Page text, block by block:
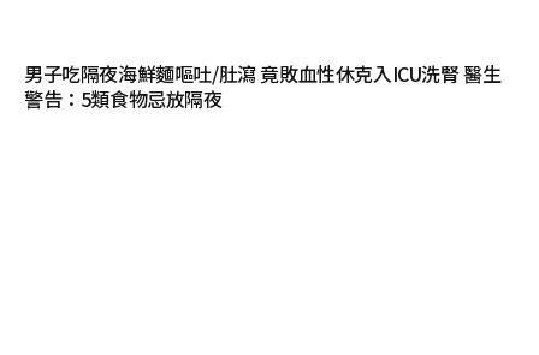
男子吃隔夜海鮮麵嘔吐/肚瀉 竟敗血性休克入ICU洗腎 醫生
警告：5類食物忌放隔夜